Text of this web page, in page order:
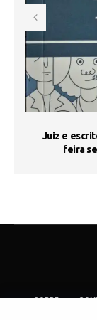
Juiz e
feira
SOBRE